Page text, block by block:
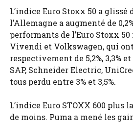
L’indice Euro Stoxx 50 a glissé
l’Allemagne a augmenté de
performants de l’Euro Stoxx 50
Vivendi et Volkswagen, qui
respectivement de 5,2%, 3,3% et
SAP, Schneider Electric,
tous perdu entre 3% et 3,5%.
L’indice Euro STOXX 600 plus
de moins. Puma a mené les